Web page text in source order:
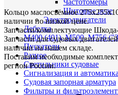
Частотомеры
Щитовые реле
Электродвигатели
Лебедка
М400 (401), М500, М756
Пускатели
Разное
Светильники судовые
Сигнализация и автоматика
Судовая запорная арматура
Фильтры и
Кольцо маслосъёмное
наличии по низкой цене.
Запчасти/комплектующие
Запчасти для судовых
наличии на нашем складе.
Поставим необходимые
регион России.